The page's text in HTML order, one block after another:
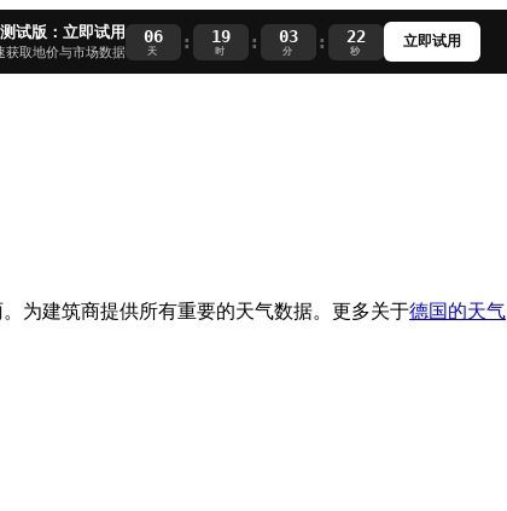
试版：立即试用
取地价与市场数据
06
天 : 19
时 : 03
分 : 20
秒
立即试用
为建筑商提供所有重要的天气数据。更多关于德国的天气